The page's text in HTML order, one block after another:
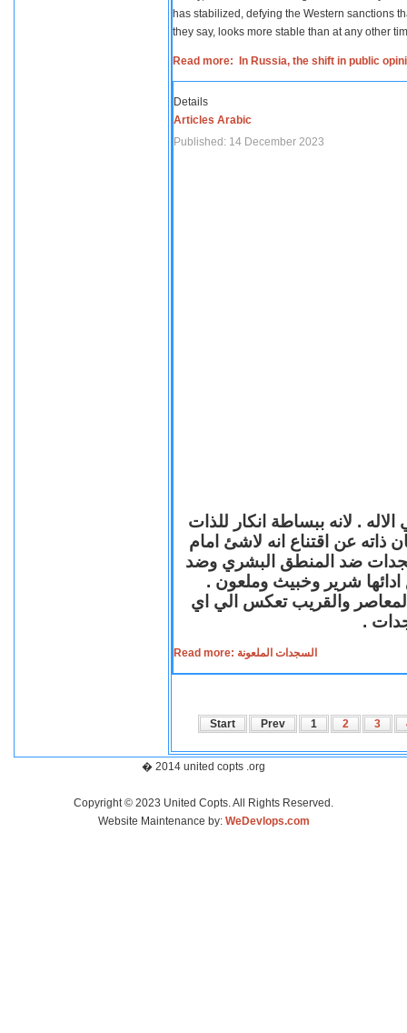
has stabilized, defying the Western sanctions
they say, looks more stable than at any other
Read more: In Russia, the shift in public
Details
Articles Arabic
Published: 14 December 2023
. لانه ببساطة انكار للذات
ذاته عن اقتناع انه لاشئ امام
ضد المنطق البشري وضد
ادائها شرير وخبيث وملعون .
المعاصر والقريب تعكس الي اي
.
Read more: السجدات الملعونة
Start Prev 1 2 3
� 2014 united copts .org
Copyright © 2023 United Copts. All Rights Reserved.
Website Maintenance by: WeDevlops.com